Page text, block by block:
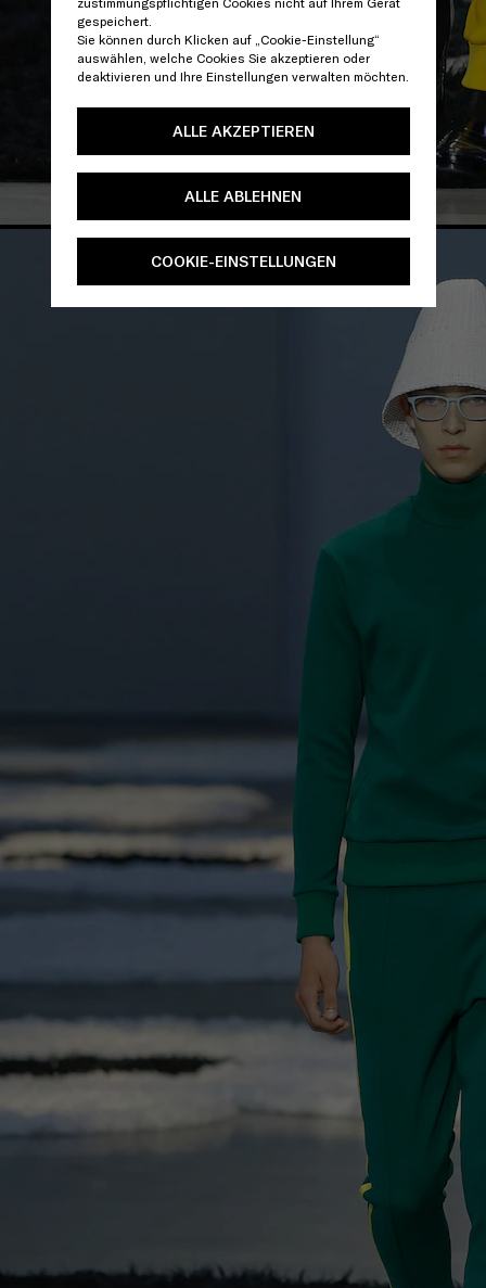
gespeichert.
Sie können durch Klicken auf „Cookie-Einstellung“
auswählen, welche Cookies Sie akzeptieren oder
deaktivieren und Ihre Einstellungen verwalten möchten.
ALLE AKZEPTIEREN
ALLE ABLEHNEN
COOKIE-EINSTELLUNGEN